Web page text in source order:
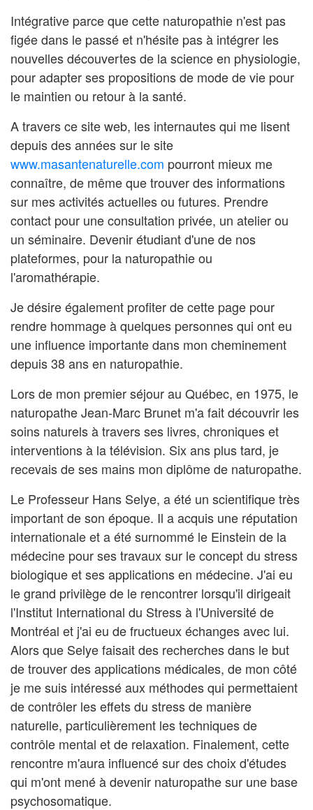
Intégrative parce que cette naturopathie n'est pas
figée dans le passé et n'hésite pas à intégrer les
nouvelles découvertes de la science en physiologie,
pour adapter ses propositions de mode de vie pour
le maintien ou retour à la santé.
A travers ce site web, les internautes qui me lisent
depuis des années sur le site
www.masantenaturelle.com pourront mieux me
connaître, de même que trouver des informations
sur mes activités actuelles ou futures. Prendre
contact pour une consultation privée, un atelier ou
un séminaire. Devenir étudiant d'une de nos
plateformes, pour la naturopathie ou
l'aromathérapie.
Je désire également profiter de cette page pour
rendre hommage à quelques personnes qui ont eu
une influence importante dans mon cheminement
depuis 38 ans en naturopathie.
Lors de mon premier séjour au Québec, en 1975, le
naturopathe Jean-Marc Brunet m'a fait découvrir les
soins naturels à travers ses livres, chroniques et
interventions à la télévision. Six ans plus tard, je
recevais de ses mains mon diplôme de naturopathe.
Le Professeur Hans Selye, a été un scientifique très
important de son époque. Il a acquis une réputation
internationale et a été surnommé le Einstein de la
médecine pour ses travaux sur le concept du stress
biologique et ses applications en médecine. J'ai eu
le grand privilège de le rencontrer lorsqu'il dirigeait
l'Institut International du Stress à l'Université de
Montréal et j'ai eu de fructueux échanges avec lui.
Alors que Selye faisait des recherches dans le but
de trouver des applications médicales, de mon côté
je me suis intéressé aux méthodes qui permettaient
de contrôler les effets du stress de manière
naturelle, particulièrement les techniques de
contrôle mental et de relaxation. Finalement, cette
rencontre m'aura influencé sur des choix d'études
qui m'ont mené à devenir naturopathe sur une base
psychosomatique.